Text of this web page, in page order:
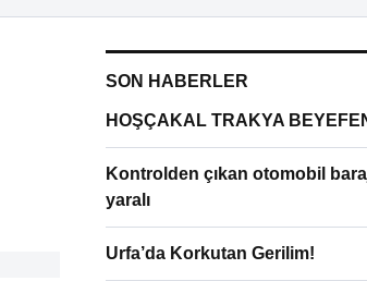
SON HABERLER
HOŞÇAKAL TRAKYA
Kontrolden çıkan otomobil
yaralı
Urfa’da Korkutan Gerilim!